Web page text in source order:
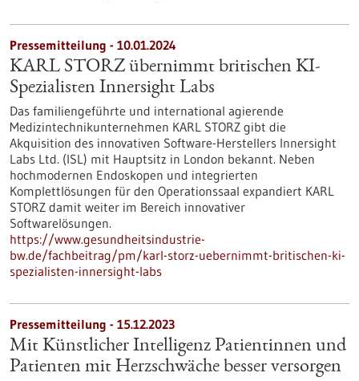
Pressemitteilung - 10.01.2024
KARL STORZ übernimmt britischen KI-
Spezialisten Innersight Labs
Das familiengeführte und international agierende
Medizintechnikunternehmen KARL STORZ gibt die
Akquisition des innovativen Software-Herstellers Innersight
Labs Ltd. (ISL) mit Hauptsitz in London bekannt. Neben
hochmodernen Endoskopen und integrierten
Komplettlösungen für den Operationssaal expandiert KARL
STORZ damit weiter im Bereich innovativer
Softwarelösungen.
https://www.gesundheitsindustrie-
bw.de/fachbeitrag/pm/karl-storz-uebernimmt-britischen-ki-
spezialisten-innersight-labs
Pressemitteilung - 15.12.2023
Mit Künstlicher Intelligenz Patientinnen und
Patienten mit Herzschwäche besser versorgen